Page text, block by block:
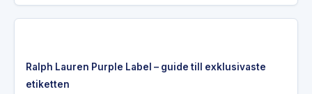
Ralph Lauren Purple Label – guide till exklusivaste
etiketten